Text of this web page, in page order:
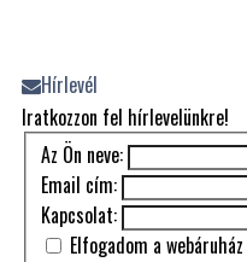
Hírlevél
Iratkozzon fel hírlevelünkre!
Az Ön neve:
Email cím:
Kapcsolat:
Elfogadom a webáruház